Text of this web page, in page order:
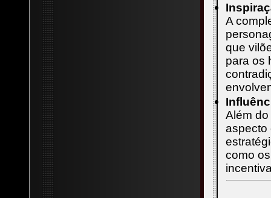
A
que
para os
Além
aspecto
como